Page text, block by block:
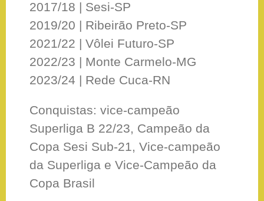
2017/18 | Sesi-SP
2019/20 | Ribeirão Preto-SP
2021/22 | Vôlei Futuro-SP
2022/23 | Monte Carmelo-MG
2023/24 | Rede Cuca-RN
Conquistas: vice-campeão
Superliga B 22/23, Campeão da
Copa Sesi Sub-21, Vice-campeão
da Superliga e Vice-Campeão da
Copa Brasil